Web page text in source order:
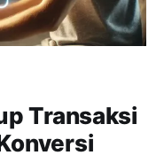
Transaksi